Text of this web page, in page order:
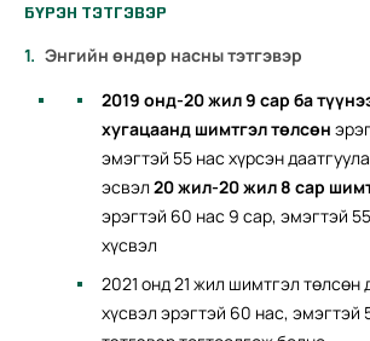
БҮРЭН ТЭТГЭВЭР
Энгийн өндөр насны тэтгэвэр
2019 онд-20 жил 9 сар ба
хугацаанд шимтгэл төлсөн
эмэгтэй 55 нас хүрсэн
эсвэл 20 жил-20 жил 8 сар
эрэгтэй 60 нас 9 сар, эмэгтэй
хүсвэл
2021 онд 21 жил шимтгэл төлсөн
хүсвэл эрэгтэй 60 нас, эмэгтэй